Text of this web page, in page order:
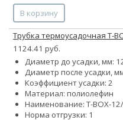
В корзину
Трубка термоусадочная Т-
1124.41 руб.
Диаметр до усадки, мм:
Диаметр после усадки,
Коэффициент усадки: 2
Материал: полиолефин
Наименование: Т-BOX-
Норма отгрузки: 1